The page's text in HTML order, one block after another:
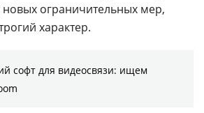
новых ограничительных мер,
характер.
софт для видеосвязи: ищем